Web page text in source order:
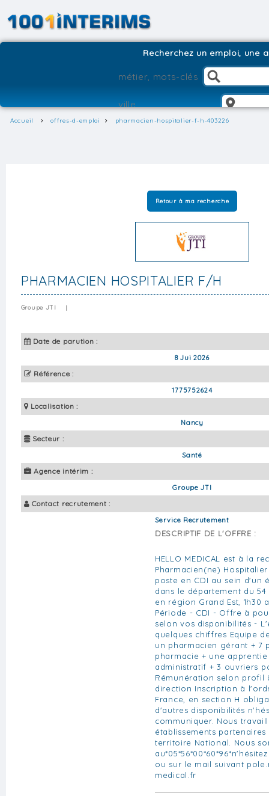
Recherchez un emploi, une
Accueil offres-d-emploi pharmacien-hospitalier-f-h-403226
Retour à ma recherche
PHARMACIEN HOSPITALIER F/H
Groupe JTI |
Date de parution :
8 Jui 2026
Référence :
1775752624
Localisation :
Nancy
Secteur :
Santé
Agence intérim :
Groupe JTI
Contact recrutement :
Service Recrutement
DESCRIPTIF DE L'OFFRE :
HELLO MEDICAL est à la
Pharmacien(ne)
poste en CDI au sein d'un
dans le département du
en région Grand Est, 1h30
Période - CDI - Offre à
selon vos disponibilités -
quelques chiffres Equipe
un pharmacien gérant + 7
pharmacie + une
administratif + 3 ouvriers
Rémunération selon profil
direction Inscription à
France, en section H
d'autres disponibilités
communiquer. Nous
établissements
territoire National. Nous
ou sur le mail suivant
medical.fr